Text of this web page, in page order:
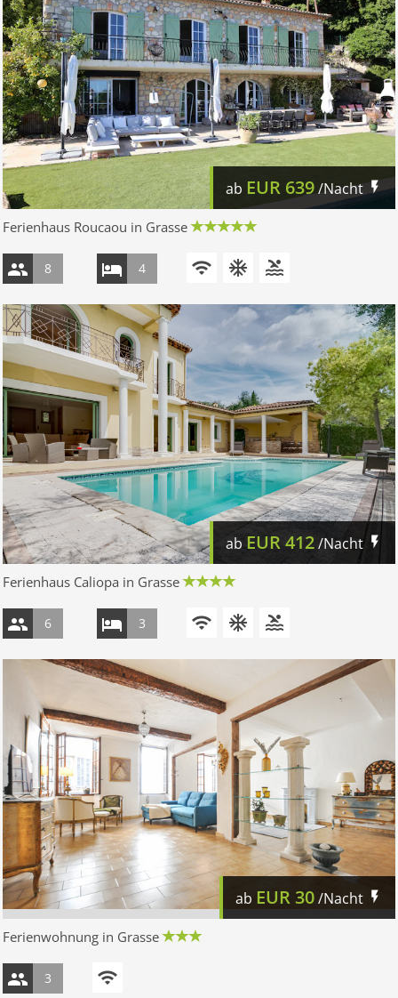
ab EUR 639/Nacht
Ferienhaus Roucaou in Grasse
8 4
ab EUR412/Nacht
Ferienhaus Caliopa in Grasse
6 3
ab EUR30/Nacht
Ferienwohnung in Grasse
3